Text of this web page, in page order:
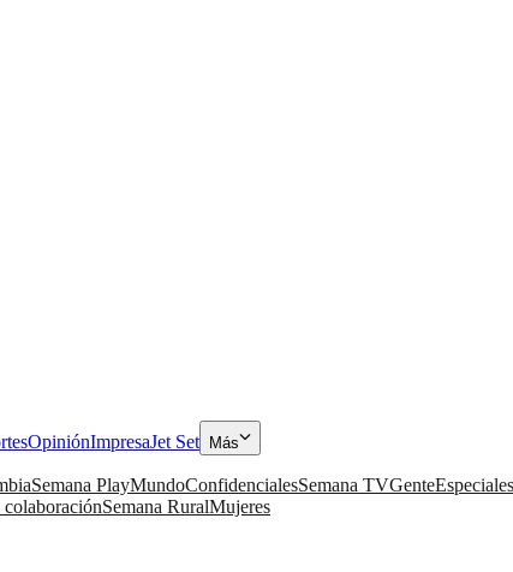
OpiniónImpresaJet Set Más
Semana PlayMundoConfidencialesSemana TVGenteEspeciales
Semana RuralMujeres